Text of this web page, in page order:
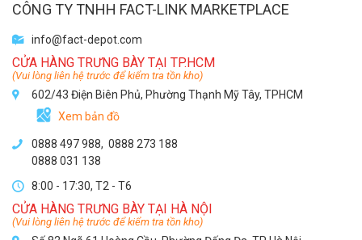
CÔNG TY TNHH FACT-LINK MARKETPLACE
info@fact-depot.com
CỬA HÀNG TRƯNG BÀY TẠI TP.HCM
(Vui lòng liên hệ trước để kiểm tra tồn kho)
602/43 Điện Biên Phủ, Phường Thạnh Mỹ Tây, TPHCM
Xem bản đồ
0888 497 988, 0888 273 188
0888 031 138
8:00 - 17:30, T2 - T6
CỬA HÀNG TRƯNG BÀY TẠI HÀ NỘI
(Vui lòng liên hệ trước để kiểm tra tồn kho)